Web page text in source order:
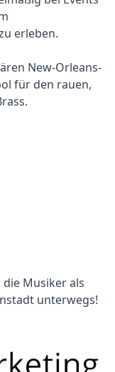
erleben.
New-Orleans-
für den rauen,
Musiker als
unterwegs!